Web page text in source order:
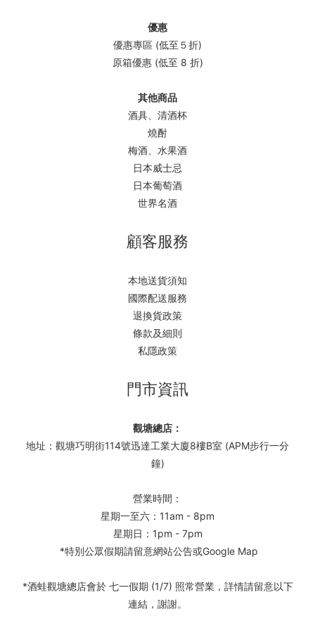
優惠
優惠專區 (低至５折)
原箱優惠 (低至 8 折)
其他商品
酒具、清酒杯
燒酎
梅酒、水果酒
日本威士忌
日本葡萄酒
世界名酒
顧客服務
本地送貨須知
國際配送服務
退換貨政策
條款及細則
私隱政策
門市資訊
觀塘總店：
地址：觀塘巧明街114號迅達工業大廈8樓B室 (APM步行一分
鐘)
營業時間：
星期一至六：11am - 8pm
星期日：1pm - 7pm
*特別公眾假期請留意網站公告或Google Map
*酒蛙觀塘總店會於 七一假期 (1/7) 照常營業，詳情請留意以下
連結，謝謝。